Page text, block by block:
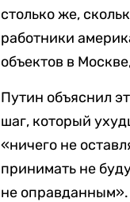
столько же,
работники
объектов в
Путин объяснил
шаг, который
«ничего не
принимать не
не оправданным».